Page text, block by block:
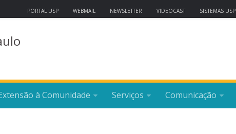
PORTAL USP WEBMAIL NEWSLETTER VIDEOCAST SISTEMAS USP
à Comunidade Serviços Comunicação